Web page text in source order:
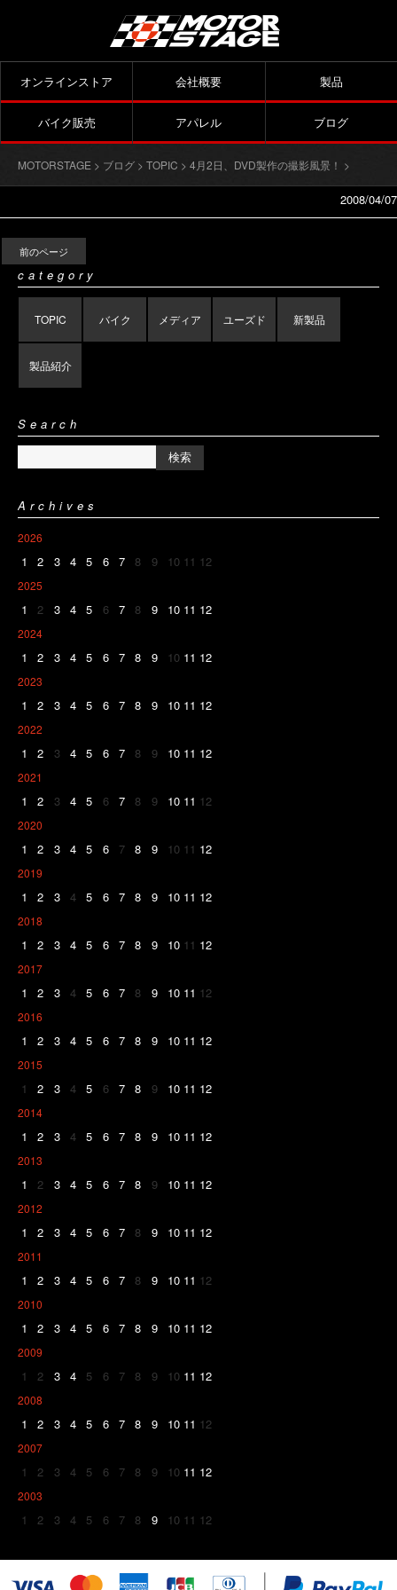
オンラインストア 会社概要 製品
バイク販売 アパレル ブログ
MOTORSTAGE > ブログ > TOPIC > 4月2日、DVD製作の撮影風景！ >
2008/04/07
前のページ
category
TOPIC バイク メディア ユーズド 新製品
製品紹介
Search
Archives
2026
1 2 3 4 5 6 7 8 9 10 11 12
2025
1 2 3 4 5 6 7 8 9 10 11 12
2024
1 2 3 4 5 6 7 8 9 10 11 12
2023
1 2 3 4 5 6 7 8 9 10 11 12
2022
1 2 3 4 5 6 7 8 9 10 11 12
2021
1 2 3 4 5 6 7 8 9 10 11 12
2020
1 2 3 4 5 6 7 8 9 10 11 12
2019
1 2 3 4 5 6 7 8 9 10 11 12
2018
1 2 3 4 5 6 7 8 9 10 11 12
2017
1 2 3 4 5 6 7 8 9 10 11 12
2016
1 2 3 4 5 6 7 8 9 10 11 12
2015
1 2 3 4 5 6 7 8 9 10 11 12
2014
1 2 3 4 5 6 7 8 9 10 11 12
2013
1 2 3 4 5 6 7 8 9 10 11 12
2012
1 2 3 4 5 6 7 8 9 10 11 12
2011
1 2 3 4 5 6 7 8 9 10 11 12
2010
1 2 3 4 5 6 7 8 9 10 11 12
2009
1 2 3 4 5 6 7 8 9 10 11 12
2008
1 2 3 4 5 6 7 8 9 10 11 12
2007
1 2 3 4 5 6 7 8 9 10 11 12
2003
1 2 3 4 5 6 7 8 9 10 11 12